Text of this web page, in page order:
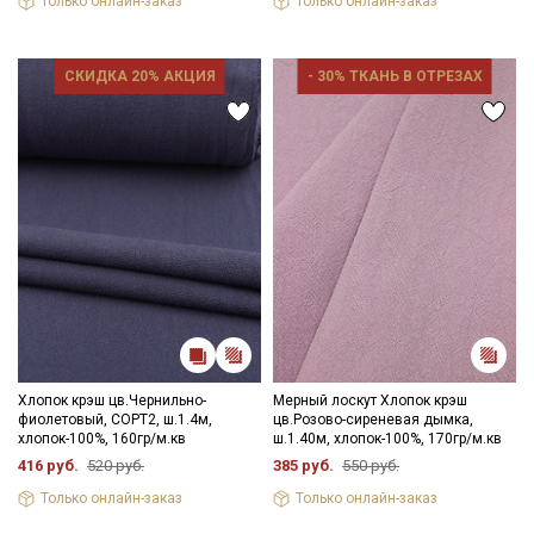
СКИДКА 20% АКЦИЯ
Хлопок крэш цв.Чернильно-
фиолетовый, СОРТ2, ш.1.4м,
хлопок-100%, 160гр/м.кв
416 руб. 520 руб.
Только онлайн-заказ
- 30% ТКАНЬ В ОТРЕЗАХ
Мерный лоскут Хлопок крэш
цв.Розово-сиреневая дымка,
ш.1.40м, хлопок-100%, 170гр/м.кв
385 руб. 550 руб.
Только онлайн-заказ
Секретная рассылка от Купава
Мы публикуем здесь дополнительные
промокоды и скидки до 30% на узкие
категории тканей
Электронная почта
Подписаться